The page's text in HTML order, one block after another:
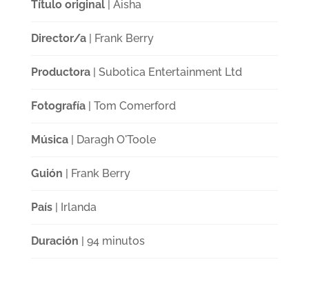
Título original| Aisha
Director/a| Frank Berry
Productora| Subotica Entertainment Ltd
Fotografía| Tom Comerford
Música| Daragh O'Toole
Guión | Frank Berry
País| Irlanda
Duración | 94 minutos